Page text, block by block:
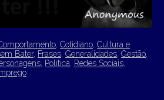
Cotidiano Cultura e
Bater, Frases Generalidades Gestão
Política Redes Sociais